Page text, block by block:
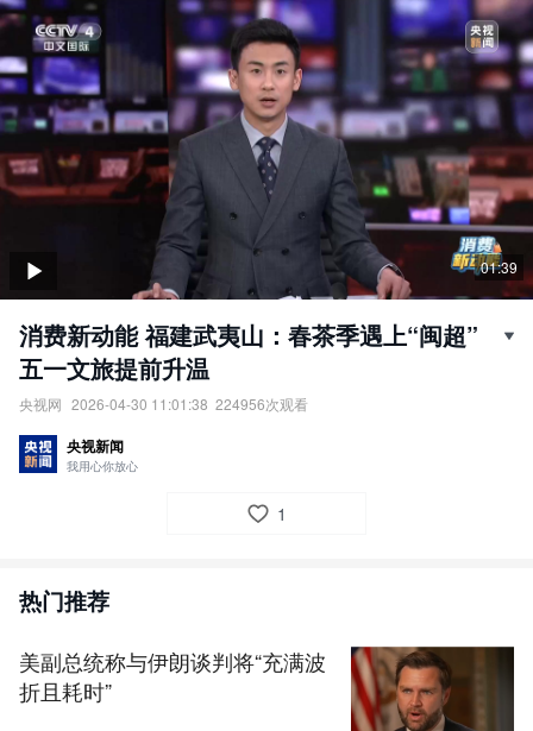
01:39
消费新动能 福建武夷山：春茶季遇上“闽超”
五一文旅提前升温
央视网 2026-04-30 11:01:38 224956次观看
责任编辑：央视网
央视新闻
我用心你放心
1
热门推荐
美副总统称与伊朗谈判将“充满波
折且耗时”